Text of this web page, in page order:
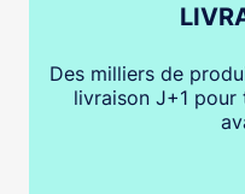
Des milliers de
livraison J+1 pour